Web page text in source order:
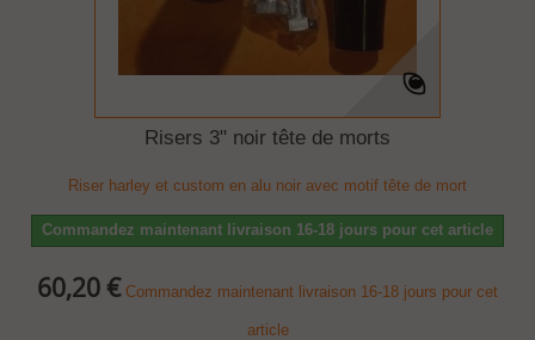
Risers 3" noir tête de morts
Riser harley et custom en alu noir avec motif tête de mort
Commandez maintenant livraison 16-18 jours pour cet article
60,20 € Commandez maintenant livraison 16-18 jours pour cet
article